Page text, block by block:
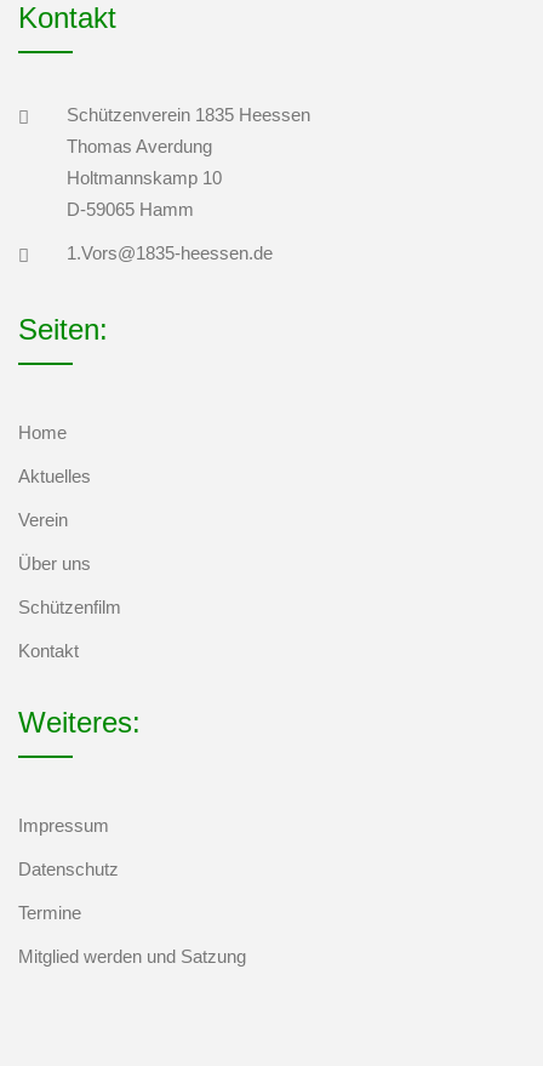
Kontakt
Schützenverein 1835 Heessen
Thomas Averdung
Holtmannskamp 10
D-59065 Hamm
1.Vors@1835-heessen.de
Seiten:
Home
Aktuelles
Verein
Über uns
Schützenfilm
Kontakt
Weiteres:
Impressum
Datenschutz
Termine
Mitglied werden und Satzung